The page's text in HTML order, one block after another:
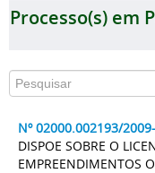
Processo(s) em
Nº 02000.002193/
DISPOE SOBRE O
EMPREENDIMENTOS